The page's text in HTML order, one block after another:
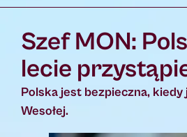
Szef MON:
lecie
Polska jest bezpieczna,
Wesołej.